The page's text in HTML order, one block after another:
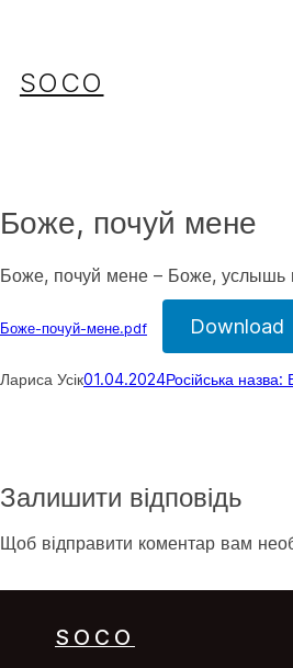
SOCO
Боже, почуй мене
Боже, почуй мене – Боже, услышь
Боже-почуй-мене.pdf Download
Лариса Усік01.04.2024Російська назва:
Залишити відповідь
Щоб відправити коментар вам
SOCO